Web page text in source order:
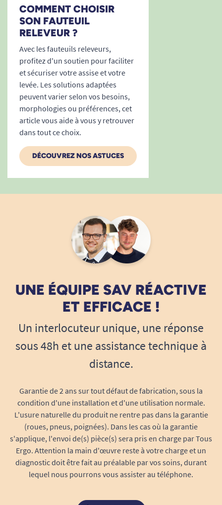
s'adaptera complétement à chacun. Une fois
confortablement assis dans votre fauteuil,
l'option vous sera donnée d'activer ou non, le
cale-reins intégré au fauteuil à l'aide de la
télécommande. Ce cale-reins vous sera
spécialement utile si vous avez des douleurs
récurrentes dans le bas du dos.
COMMENT CHOISIR
SON FAUTEUIL
RELEVEUR ?
Avec les fauteuils releveurs,
profitez d'un soutien pour faciliter
et sécuriser votre assise et votre
levée. Les solutions adaptées
peuvent varier selon vos besoins,
morphologies ou préférences, cet
article vous aide à vous y retrouver
dans tout ce choix.
DÉCOUVREZ NOS ASTUCES
UNE ÉQUIPE SAV RÉACTIVE
ET EFFICACE !
Un interlocuteur unique, une réponse
sous 48h et une assistance technique à
distance.
Garantie de 2 ans sur tout défaut de fabrication, sous la
condition d'une installation et d'une utilisation normale.
L'usure naturelle du produit ne rentre pas dans la garantie
(roues, pneus, poignées). Dans les cas où la garantie
s'applique, l'envoi de(s) pièce(s) sera pris en charge par Tous
Ergo. Attention la main d'œuvre reste à votre charge et un
diagnostic doit être fait au préalable par vos soins, durant
lequel nous pourrons vous assister au téléphone.